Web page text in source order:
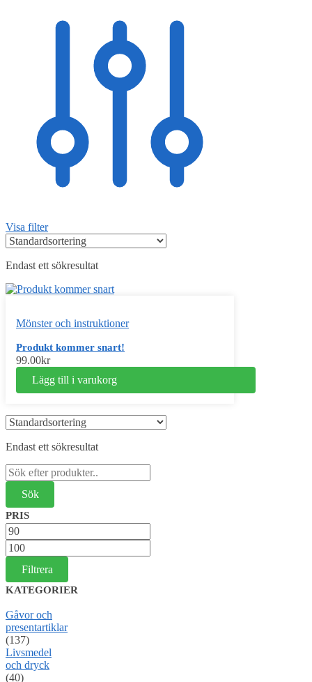
Visa filter
Endast ett sökresultat
Mönster och instruktioner
Produkt kommer snart!
99.00kr
Lägg till i varukorg
Endast ett sökresultat
Sök
efter:
PRIS
Min
pris
Max
pris
Filtrera
KATEGORIER
Gåvor och
presentartiklar
(137)
Livsmedel
och dryck
(40)